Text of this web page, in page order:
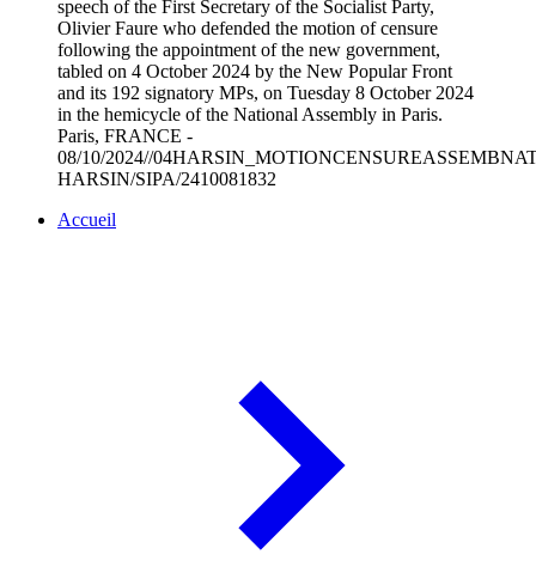
speech of the First Secretary of the Socialist Party,
Olivier Faure who defended the motion of censure
following the appointment of the new government,
tabled on 4 October 2024 by the New Popular Front
and its 192 signatory MPs, on Tuesday 8 October 2024
in the hemicycle of the National Assembly in Paris.
Paris, FRANCE -
08/10/2024//
HARSIN/SIPA/2410081832
Accueil